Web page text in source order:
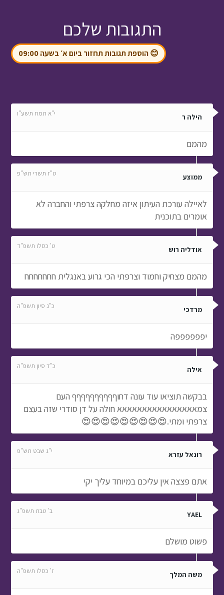
התגובות שלכם
😊 הוספת תגובות תחזור ביום א׳ בשעה 09:00
הילה ר י"א תמוז תשע"ו
מהמם
ממוצע ט"ז תשרי תש"פ
לאיילה עורכת העיתון איזה מחלקה צרפתי והחברה לא
אומרים בתוכנית
אודליה רוש ט' כסלו תשפ"ד
מהמם מצחיק וחמוד וצרפתי הכי גרוע באנגלית חחחחחחח
מרדכי כ"ג סיון תשפ"ה
יפפפפפפה
אילה כ"ד סיון תשפ"ה
בבקשה תוציאו עוד עונה דחוףףףףףףףףףף העם
צמאאאאאאאאאאאאאאאא חולה על דן סודרי שזה בעצם
צרפתי ומתי.😍😍😍😍😍😍😍😍😍
רונאל עזרא י"ג שבט תש"פ
אתם פצצה אין עליכם במיוחד עליך יקי
YAEL ב' טבת תשפ"ג
פשוט מושלם
משה המלך ז' כסלו תשפ"ה